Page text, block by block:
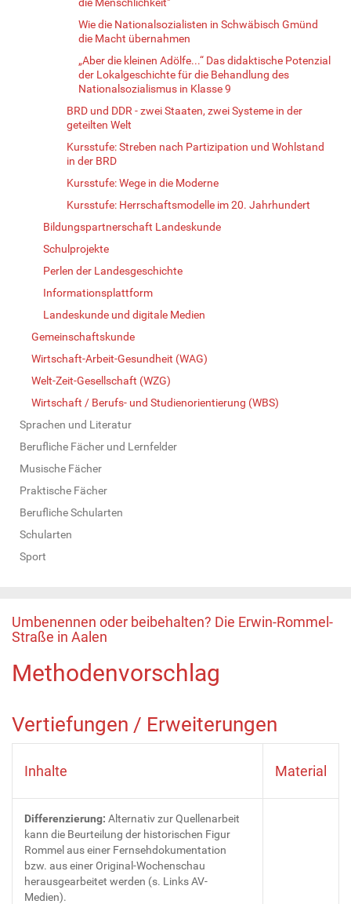
Wie die Nationalsozialisten in Schwäbisch Gmünd
die Macht übernahmen
„Aber die kleinen Adölfe...“ Das didaktische Potenzial
der Lokalgeschichte für die Behandlung des
Nationalsozialismus in Klasse 9
BRD und DDR - zwei Staaten, zwei Systeme in der
geteilten Welt
Kursstufe: Streben nach Partizipation und Wohlstand
in der BRD
Kursstufe: Wege in die Moderne
Kursstufe: Herrschaftsmodelle im 20. Jahrhundert
Bildungspartnerschaft Landeskunde
Schulprojekte
Perlen der Landesgeschichte
Informationsplattform
Landeskunde und digitale Medien
Gemeinschaftskunde
Wirtschaft-Arbeit-Gesundheit (WAG)
Welt-Zeit-Gesellschaft (WZG)
Wirtschaft / Berufs- und Studienorientierung (WBS)
Sprachen und Literatur
Berufliche Fächer und Lernfelder
Musische Fächer
Praktische Fächer
Berufliche Schularten
Schularten
Sport
Umbenennen oder beibehalten? Die Erwin-Rommel-
Straße in Aalen
Methodenvorschlag
Vertiefungen / Erweiterungen
Inhalte Material
Differenzierung: Alternativ zur Quellenarbeit
kann die Beurteilung der historischen Figur
Rommel aus einer Fernsehdokumentation
bzw. aus einer Original-Wochenschau
herausgearbeitet werden (s. Links AV-
Medien).